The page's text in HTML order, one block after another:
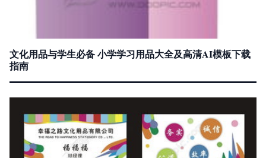
文化用品与学生必备 小学学习用品大全及高清AI模板下载
指南